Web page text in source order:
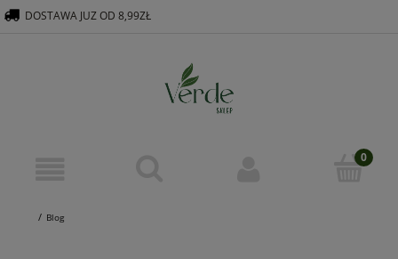
Blog
DOSTAWA JUZ OD 8,99ZŁ